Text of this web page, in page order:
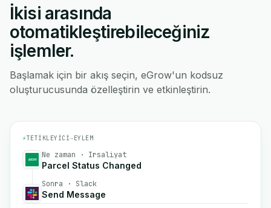
İkisi arasında
otomatikleştirebileceğiniz
işlemler.
Başlamak için bir akış seçin, eGrow'un kodsuz
oluşturucusunda özelleştirin ve etkinleştirin.
⚡TETIKLEYICI→EYLEM
Ne zaman · Irsaliyat
Parcel Status Changed
Sonra · Slack
Send Message